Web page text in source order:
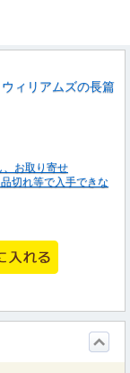
ィリアムズの長篇
、お取り寄せ
切れ等で入手できな